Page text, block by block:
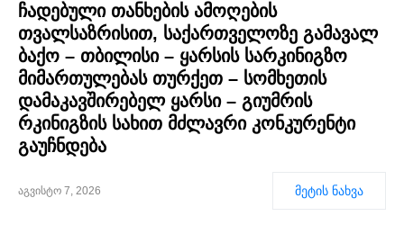
ჩადებული თანხების ამოღების
თვალსაზრისით, საქართველოზე გამავალ
ბაქო – თბილისი – ყარსის სარკინიგზო
მიმართულებას თურქეთ – სომხეთის
დამაკავშირებელ ყარსი – გიუმრის
რკინიგზის სახით მძლავრი კონკურენტი
გაუჩნდება
აგვისტო 7, 2026 მეტის ნახვა